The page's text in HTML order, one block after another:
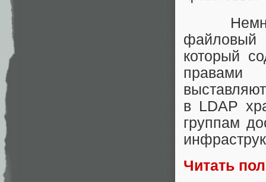
Немного
файловый
который
правами
в LDAP
группам
Читать